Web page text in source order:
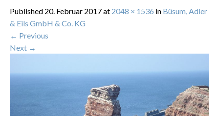
Published 20. Februar 2017at 2048 × 1536 in Büsum, Adler
& Eils GmbH & Co. KG
← Previous
Next →